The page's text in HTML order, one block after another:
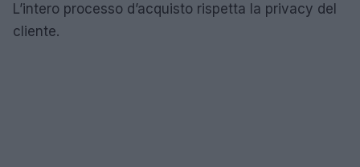
L’intero processo d’acquisto rispetta la privacy del
cliente.